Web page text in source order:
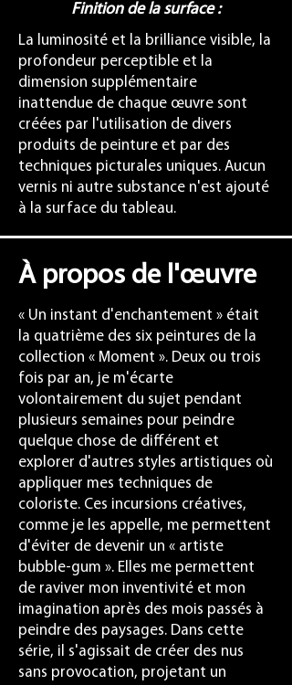
Finition de la surface :
La luminosité et la brilliance visible, la
profondeur perceptible et la
dimension supplémentaire
inattendue de chaque œuvre sont
créées par l'utilisation de divers
produits de peinture et par des
techniques picturales uniques. Aucun
vernis ni autre substance n'est ajouté
à la surface du tableau.
À propos de l'œuvre
« Un instant d'enchantement » était
la quatrième des six peintures de la
collection « Moment ». Deux ou trois
fois par an, je m'écarte
volontairement du sujet pendant
plusieurs semaines pour peindre
quelque chose de différent et
explorer d'autres styles artistiques où
appliquer mes techniques de
coloriste. Ces incursions créatives,
comme je les appelle, me permettent
d'éviter de devenir un « artiste
bubble-gum ». Elles me permettent
de raviver mon inventivité et mon
imagination après des mois passés à
peindre des paysages. Dans cette
série, il s'agissait de créer des nus
sans provocation, projetant un